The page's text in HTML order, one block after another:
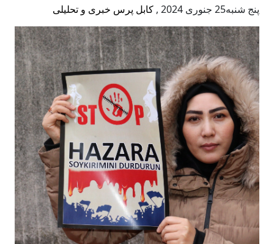
پنج شنبه25 جنوری 2024 , کابل پرس خبری و تحلیلی